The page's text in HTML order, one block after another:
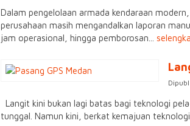
Dalam pengelolaan armada kendaraan
perusahaan masih mengandalkan laporan
jam operasional, hingga pemborosan...
Langit kini bukan lagi batas bagi teknologi
tunggal. Namun kini, berkat kemajuan